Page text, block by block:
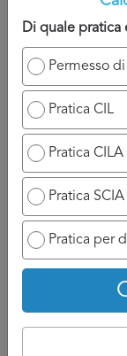
preventivi
Quest’ultimo
lato ci permette
cosa che non fa
essere sicuri di
Non
variare da un
Tuttavia, il fatto
con diversi
Agibilità Edile
anche questione
Di quale pratica
Permesso
Pratica CIL
Pratica CILA
Pratica SCIA
Pratica per